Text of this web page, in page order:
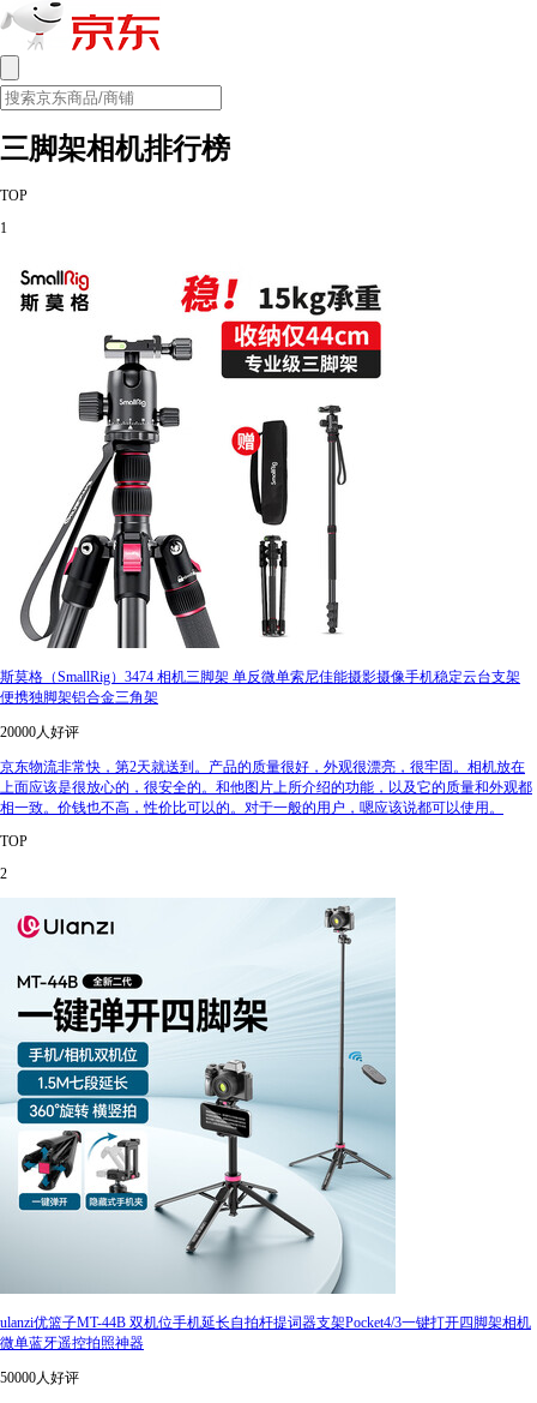
三脚架相机排行榜
TOP
1
斯莫格（SmallRig）3474 相机三脚架 单反微单索尼佳能摄影摄像手机稳定云台支架
便携独脚架铝合金三角架
20000人好评
京东物流非常快，第2天就送到。产品的质量很好，外观很漂亮，很牢固。相机放在
上面应该是很放心的，很安全的。和他图片上所介绍的功能，以及它的质量和外观都
相一致。价钱也不高，性价比可以的。对于一般的用户，嗯应该说都可以使用。
TOP
2
ulanzi优篮子MT-44B 双机位手机延长自拍杆提词器支架Pocket4/3一键打开四脚架相机
微单蓝牙遥控拍照神器
50000人好评